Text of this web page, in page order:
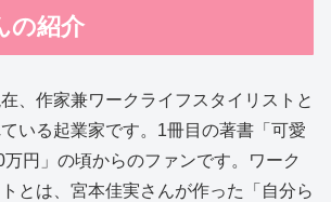
の紹介
、作家兼ワークライフスタイリストと
いる起業家です。1冊目の著書「可愛
円」の頃からのファンです。ワーク
とは、宮本佳実さんが作った「自分ら